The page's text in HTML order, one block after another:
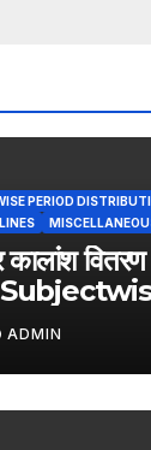
PERIOD
कालांश वितरण
ADMIN